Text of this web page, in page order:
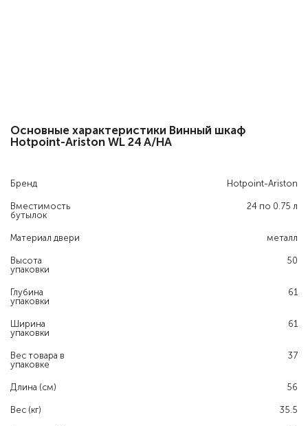
Основные характеристики Винный шкаф
Hotpoint-Ariston WL 24 A/HA
Бренд Hotpoint-Ariston
Вместимость
бутылок
24 по 0.75 л
Материал двери металл
Высота
упаковки
50
Глубина
упаковки
61
Ширина
упаковки
61
Вес товара в
упаковке
37
Длина (см) 56
Вес (кг) 35.5